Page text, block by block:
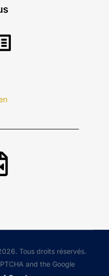
Tous droits réservés.
and the Google